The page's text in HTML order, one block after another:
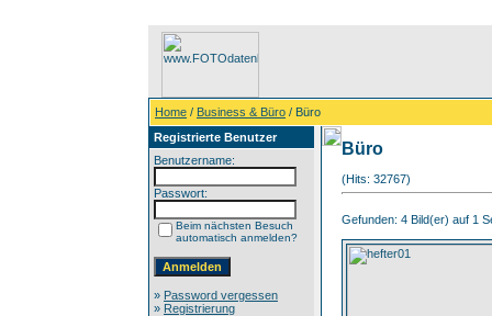
Home / Business & Büro / Büro
Registrierte Benutzer
Benutzername:
Passwort:
Beim nächsten Besuch
automatisch anmelden?
» Password vergessen
» Registrierung
Büro
(Hits: 32767)
Gefunden: 4 Bild(er) auf 1